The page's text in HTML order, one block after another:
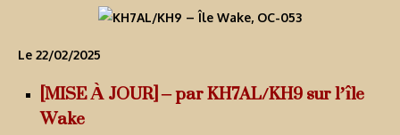
Le 22/02/2025
[MISE À JOUR] –par KH7AL/KH9 sur l’île
Wake